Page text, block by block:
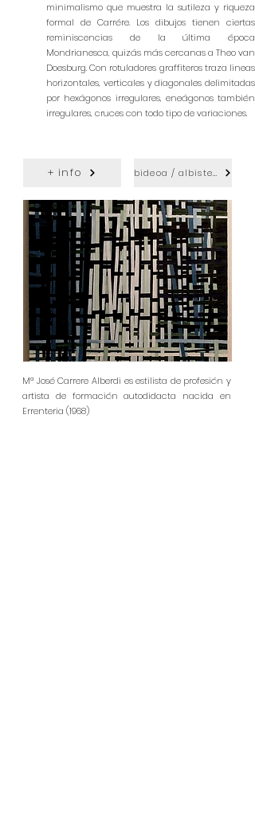
minimalismo que muestra la sutileza y riqueza
formal de Carrére. Los dibujos tienen ciertas
reminiscencias de la última época
Mondrianesca, quizás más cercanas a Theo van
Doesburg. Con rotuladores graffiteros traza lineas
horizontales, verticales y diagonales delimitadas
por hexágonos irregulares, eneágonos también
irregulares, cruces con todo tipo de variaciones.
+ info bideoa / albistea
Mª José Carrere Alberdi es estilista de profesión y
artista de formación autodidacta nacida en
Errenteria (1968)